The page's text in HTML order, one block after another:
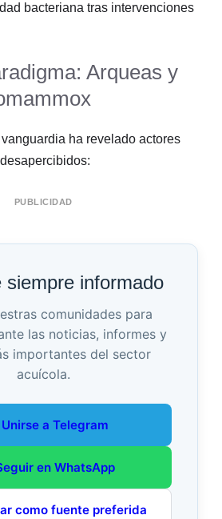
bacteriana tras intervenciones
Arqueas y
ha revelado actores
PUBLICIDAD
siempre informado
comunidades para
las noticias, informes y
importantes del sector
acuícola.
Unirse a Telegram
en WhatsApp
como fuente preferida